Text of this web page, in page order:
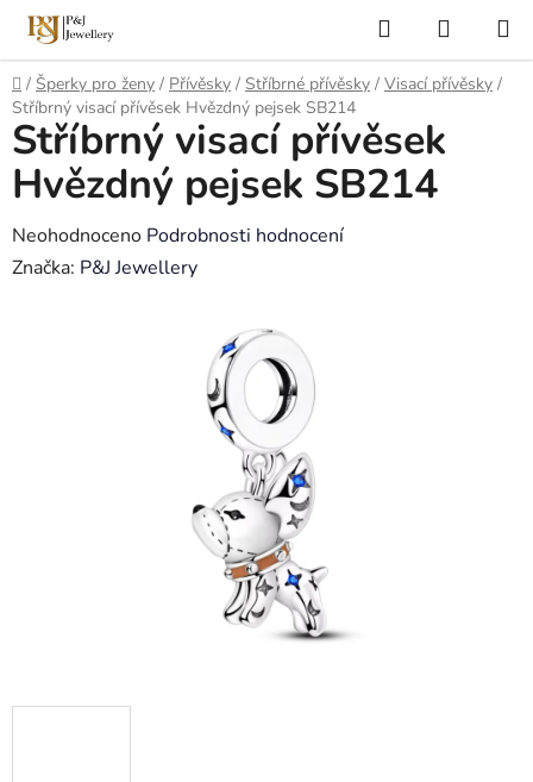
Přejít
obsah
Hledat
KOŠÍK
Domů
/ Šperky pro ženy / Přívěsky / Stříbrné přívěsky / Visací přívěsky /
Stříbrný visací přívěsek Hvězdný pejsek SB214
Stříbrný visací přívěsek
Hvězdný pejsek SB214
Průměrné
hodnocení
Neohodnoceno Podrobnosti hodnocení
Značka: P&J Jewellery